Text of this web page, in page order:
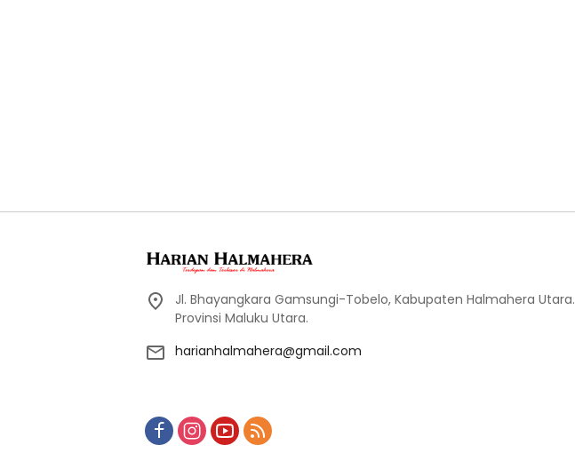
Jl. Bhayangkara Gamsungi-Tobelo, Kabupaten Halmahera Utara.
Provinsi Maluku Utara.
harianhalmahera@gmail.com